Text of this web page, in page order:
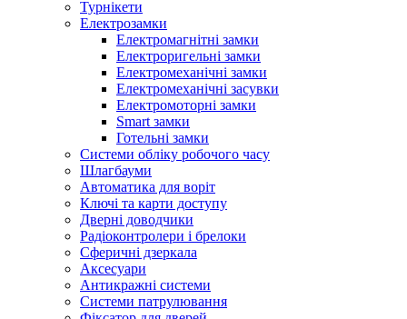
Турнікети
Електрозамки
Електромагнітні замки
Електроригельні замки
Електромеханічні замки
Електромеханічні засувки
Електромоторні замки
Smart замки
Готельні замки
Системи обліку робочого часу
Шлагбауми
Автоматика для воріт
Ключі та карти доступу
Дверні доводчики
Радіоконтролери і брелоки
Сферичні дзеркала
Аксесуари
Антикражні системи
Системи патрулювання